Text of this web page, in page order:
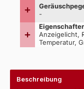
Beschreibung